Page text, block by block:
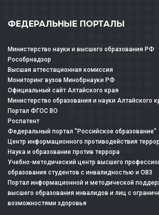
ФЕДЕРАЛЬНЫЕ ПОРТАЛЫ
Министерство науки и высшего образования РФ
Рособрнадзор
Высшая аттестационная комиссия
Мониторинг вузов Минобрнауки РФ
Официальный сайт Алтайского края
Министерство образования и науки Алтайского
Портал ФГОС ВО
Роспатент
Федеральный портал "Российское образование"
Центр информационного противодействия
Наука и образование против террора
Учебно-методический центр высшего
образования студентов с инвалидностью и ОВЗ
Портал информационной и методической
высшего образования инвалидов и лиц с
возможностями здоровья